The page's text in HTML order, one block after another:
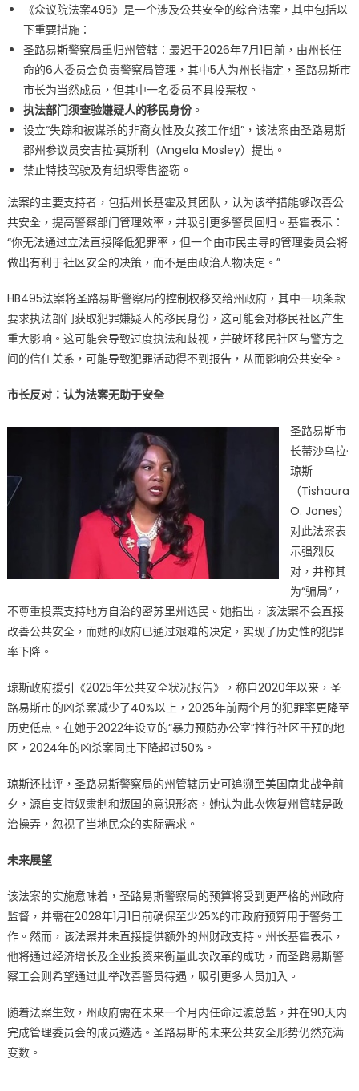
制
重
归
州
政
府
大
影
响
移
民
区〉
中
《众议院法案495》是一个涉及公共安全的综合法案，其中包括以
下重要措施：
圣路易斯警察局重归州管辖：最迟于2026年7月1日前，由州长任
命的6人委员会负责警察局管理，其中5人为州长指定，圣路易斯市
市长为当然成员，但其中一名委员不具投票权。
执法部门须查验嫌疑人的移民身份。
设立“失踪和被谋杀的非裔女性及女孩工作组”，该法案由圣路易斯
郡州参议员安吉拉·莫斯利（Angela Mosley）提出。
禁止特技驾驶及有组织零售盗窃。
法案的主要支持者，包括州长基霍及其团队，认为该举措能够改善公
共安全，提高警察部门管理效率，并吸引更多警员回归。基霍表示：
“你无法通过立法直接降低犯罪率，但一个由市民主导的管理委员会将
做出有利于社区安全的决策，而不是由政治人物决定。”
HB495法案将圣路易斯警察局的控制权移交给州政府，其中一项条款
要求执法部门获取犯罪嫌疑人的移民身份，这可能会对移民社区产生
重大影响。这可能会导致过度执法和歧视，并破坏移民社区与警方之
间的信任关系，可能导致犯罪活动得不到报告，从而影响公共安全。
市长反对：认为法案无助于安全
圣路易斯市
长蒂沙乌拉·
琼斯
（Tishaura
O. Jones）
对此法案表
示强烈反
对，并称其
为“骗局”，
不尊重投票支持地方自治的密苏里州选民。她指出，该法案不会直接
改善公共安全，而她的政府已通过艰难的决定，实现了历史性的犯罪
率下降。
琼斯政府援引《2025年公共安全状况报告》，称自2020年以来，圣
路易斯市的凶杀案减少了40%以上，2025年前两个月的犯罪率更降至
历史低点。在她于2022年设立的“暴力预防办公室”推行社区干预的地
区，2024年的凶杀案同比下降超过50%。
琼斯还批评，圣路易斯警察局的州管辖历史可追溯至美国南北战争前
夕，源自支持奴隶制和叛国的意识形态，她认为此次恢复州管辖是政
治操弄，忽视了当地民众的实际需求。
未来展望
该法案的实施意味着，圣路易斯警察局的预算将受到更严格的州政府
监督，并需在2028年1月1日前确保至少25%的市政府预算用于警务工
作。然而，该法案并未直接提供额外的州财政支持。州长基霍表示，
他将通过经济增长及企业投资来衡量此次改革的成功，而圣路易斯警
察工会则希望通过此举改善警员待遇，吸引更多人员加入。
随着法案生效，州政府需在未来一个月内任命过渡总监，并在90天内
完成管理委员会的成员遴选。圣路易斯的未来公共安全形势仍然充满
变数。